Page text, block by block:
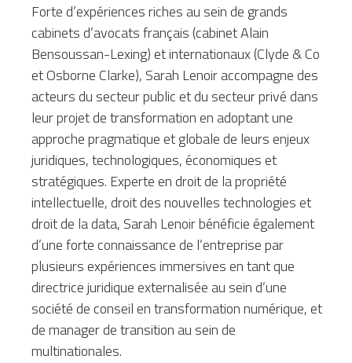
Forte d’expériences riches au sein de grands
cabinets d’avocats français (cabinet Alain
Bensoussan-Lexing) et internationaux (Clyde & Co
et Osborne Clarke), Sarah Lenoir accompagne des
acteurs du secteur public et du secteur privé dans
leur projet de transformation en adoptant une
approche pragmatique et globale de leurs enjeux
juridiques, technologiques, économiques et
stratégiques. Experte en droit de la propriété
intellectuelle, droit des nouvelles technologies et
droit de la data, Sarah Lenoir bénéficie également
d’une forte connaissance de l’entreprise par
plusieurs expériences immersives en tant que
directrice juridique externalisée au sein d’une
société de conseil en transformation numérique, et
de manager de transition au sein de
multinationales.